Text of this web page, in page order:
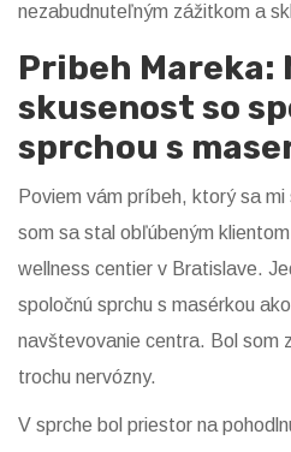
nezabudnuteľným zážitkom a
Pribeh Mareka:
skusenost so
sprchou s
Poviem vám príbeh, ktorý sa
som sa stal obľúbeným
wellness centier v Bratislave.
spoločnú sprchu s masérkou
navštevovanie centra. Bol som
trochu nervózny.
V sprche bol priestor na